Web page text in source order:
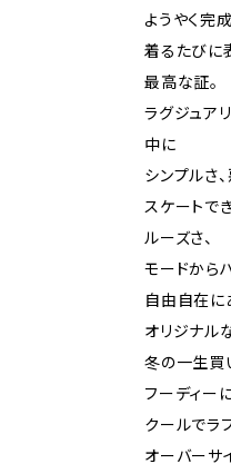
ようやく完成
着るたびに
最高な証。
ラグジュア
中に
シンプルさ
スケートで
ルーズさ、
モードから
自由自在に
オリジナル
冬の一生買
フーディーに
クールでラ
オーバーサ